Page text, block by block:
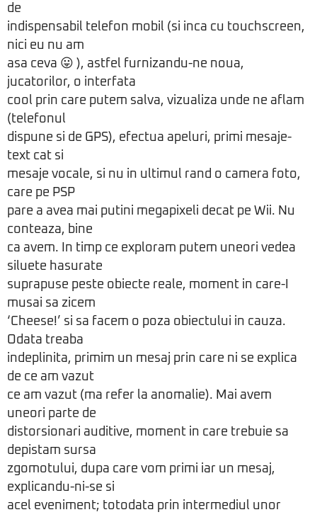
de
indispensabil telefon mobil (si inca cu touchscreen,
nici eu nu am
asa ceva 😛 ), astfel furnizandu-ne noua,
jucatorilor, o interfata
cool prin care putem salva, vizualiza unde ne aflam
(telefonul
dispune si de GPS), efectua apeluri, primi mesaje-
text cat si
mesaje vocale, si nu in ultimul rand o camera foto,
care pe PSP
pare a avea mai putini megapixeli decat pe Wii. Nu
conteaza, bine
ca avem. In timp ce exploram putem uneori vedea
siluete hasurate
suprapuse peste obiecte reale, moment in care-I
musai sa zicem
‘Cheese!’ si sa facem o poza obiectului in cauza.
Odata treaba
indeplinita, primim un mesaj prin care ni se explica
de ce am vazut
ce am vazut (ma refer la anomalie). Mai avem
uneori parte de
distorsionari auditive, moment in care trebuie sa
depistam sursa
zgomotului, dupa care vom primi iar un mesaj,
explicandu-ni-se si
acel eveniment; totodata prin intermediul unor